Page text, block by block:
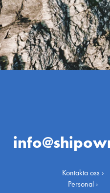
Kontakta oss ›
Personal ›